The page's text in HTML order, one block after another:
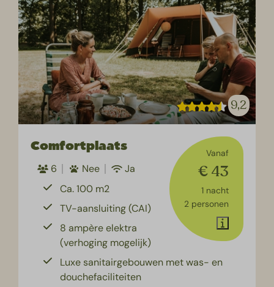
9,2
Vanaf
€ 43
1 nacht
2 personen
Comfortplaats
6 Nee
Ja
Ca. 100 m2
TV-aansluiting (CAI)
8 ampère elektra
(verhoging mogelijk)
Luxe sanitairgebouwen met was- en
douchefaciliteiten